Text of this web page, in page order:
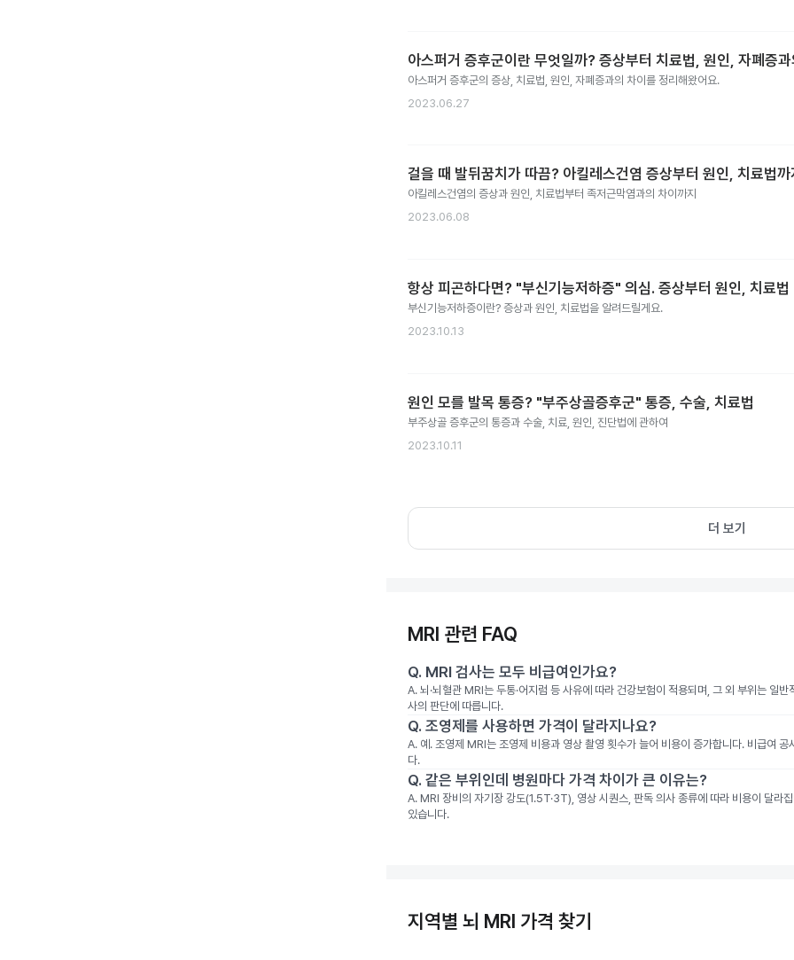
아스퍼거 증후군이란 무엇일까? 증상부터 치료법, 원인, 자폐증과
아스퍼거 증후군의 증상, 치료법, 원인, 자폐증과의 차이를 정리해왔어요.
2023.06.27
걸을 때 발뒤꿈치가 따끔? 아킬레스건염 증상부터 원인, 치료법까
아킬레스건염의 증상과 원인, 치료법부터 족저근막염과의 차이까지
2023.06.08
항상 피곤하다면? "부신기능저하증" 의심. 증상부터 원인, 치료법
부신기능저하증이란? 증상과 원인, 치료법을 알려드릴게요.
2023.10.13
원인 모를 발목 통증? "부주상골증후군" 통증, 수술, 치료법
부주상골 증후군의 통증과 수술, 치료, 원인, 진단법에 관하여
2023.10.11
더 보기
MRI 관련 FAQ
Q. MRI 검사는 모두 비급여인가요?
A. 뇌·뇌혈관 MRI는 두통·어지럼 등 사유에 따라 건강보험이 적용되며, 그 외 부위는 일
사의 판단에 따릅니다.
Q. 조영제를 사용하면 가격이 달라지나요?
A. 예. 조영제 MRI는 조영제 비용과 영상 촬영 횟수가 늘어 비용이 증가합니다. 비급여
다.
Q. 같은 부위인데 병원마다 가격 차이가 큰 이유는?
A. MRI 장비의 자기장 강도(1.5T·3T), 영상 시퀀스, 판독 의사 종류에 따라 비용이 달라
있습니다.
지역별 뇌 MRI 가격 찾기